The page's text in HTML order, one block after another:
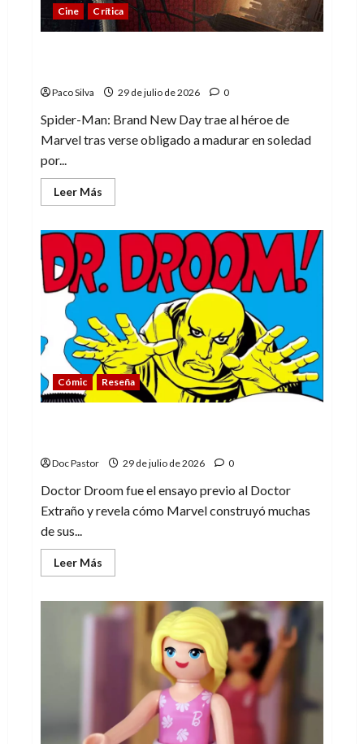
Cine Crítica
Paco Silva 29 de julio de 2026 0
Spider-Man: Brand New Day trae al héroe de
Marvel tras verse obligado a madurar en soledad
por...
Leer Más
más
Spider-
Man:
Brand
New
Day,
madurar
una
compleja
aventura
Cómic Reseña
Doc Pastor 29 de julio de 2026 0
Doctor Droom fue el ensayo previo al Doctor
Extraño y revela cómo Marvel construyó muchas
de sus...
Leer Más
más
Doctor
Droom,
experimento
Extraño